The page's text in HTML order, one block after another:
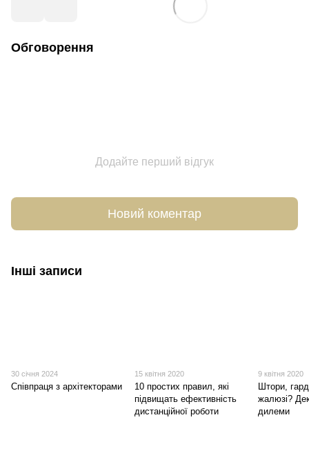
Обговорення
Додайте перший відгук
Новий коментар
Інші записи
30 січня 2024
Співпраця з архітекторами
15 квітня 2020
10 простих правил, які
підвищать ефективність
дистанційної роботи
9 квітня 2020
Штори,
жалюзі?
дилеми